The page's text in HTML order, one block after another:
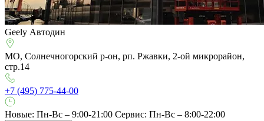
Geely Автодин
МО, Солнечногорский р-он, рп. Ржавки, 2-ой микрорайон,
стр.14
+7 (495) 775-44-00
Новые: Пн-Вс – 9:00-21:00 Сервис: Пн-Вс – 8:00-22:00